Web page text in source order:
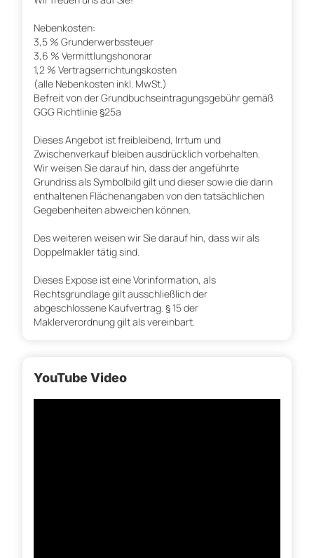
Nebenkosten:
3,5 % Grunderwerbssteuer
3,6 % Vermittlungshonorar
1,2 % Vertragserrichtungskosten
(alle Nebenkosten inkl. MwSt.)
Befreit von der Grundbuchseintragungsgebühr gemäß
GGG Richtlinie §25a
Dieses Angebot ist freibleibend, Irrtum und
Zwischenverkauf bleiben ausdrücklich vorbehalten.
Wir weisen Sie darauf hin, dass der angeführte
Grundriss als Symbolbild gilt und dieser sowie die darin
enthaltenen Flächenangaben von den tatsächlichen
Gegebenheiten abweichen können.
Des weiteren weisen wir Sie darauf hin, dass wir als
Doppelmakler tätig sind.
Dieses Expose ist eine Vorinformation, als
Rechtsgrundlage gilt ausschließlich der
abgeschlossene Kaufvertrag. § 15 der
Maklerverordnung gilt als vereinbart.
YouTube Video